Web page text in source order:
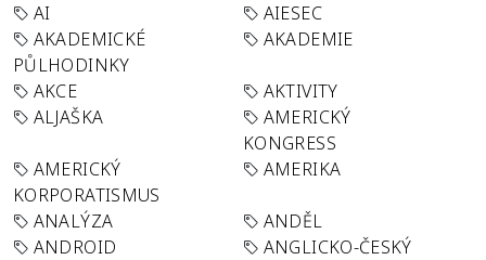
AI
AIESEC
AKADEMICKÉ
PŮLHODINKY
AKADEMIE
AKCE
AKTIVITY
ALJAŠKA
AMERICKÝ
KONGRESS
AMERICKÝ
KORPORATISMUS
AMERIKA
ANALÝZA
ANDĚL
ANDROID
ANGLICKO-ČESKÝ